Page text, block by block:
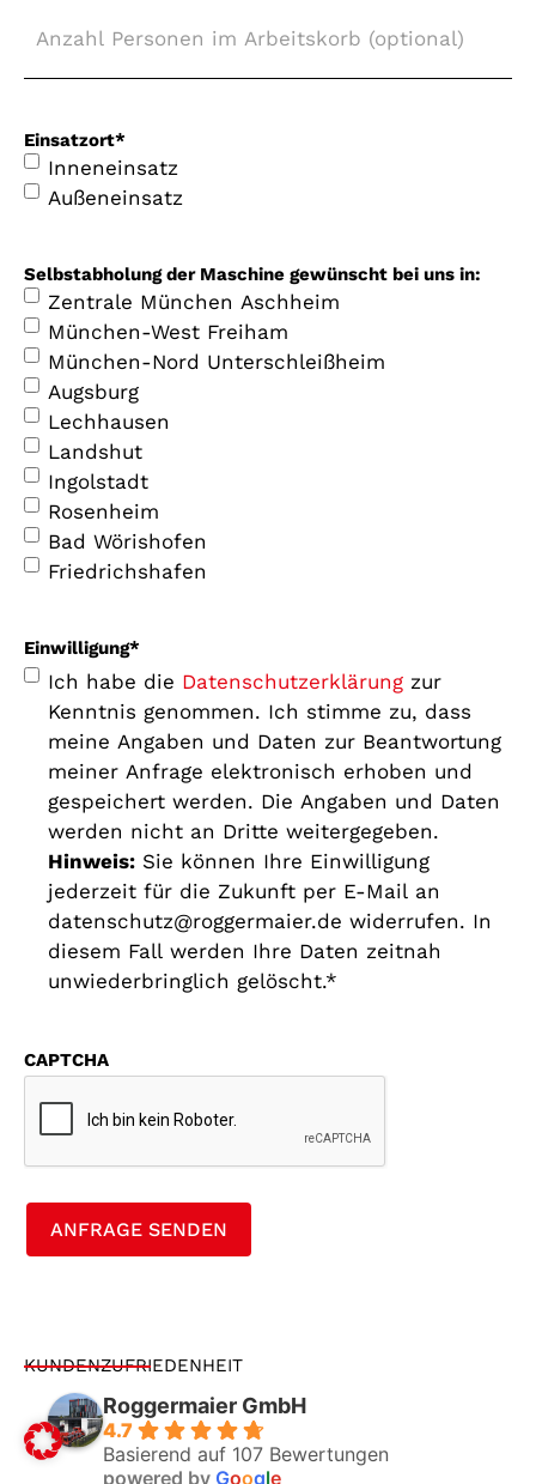
Personen
im
(optional)
Einsatzort*
Inneneinsatz
Außeneinsatz
Selbstabholung der Maschine gewünscht bei uns in:
Zentrale München Aschheim
München-West Freiham
München-Nord Unterschleißheim
Augsburg
Lechhausen
Landshut
Ingolstadt
Rosenheim
Bad Wörishofen
Friedrichshafen
Einwilligung*
Ich habe die Datenschutzerklärung zur
Kenntnis genommen. Ich stimme zu, dass
meine Angaben und Daten zur Beantwortung
meiner Anfrage elektronisch erhoben und
gespeichert werden. Die Angaben und Daten
werden nicht an Dritte weitergegeben.
Hinweis: Sie können Ihre Einwilligung
jederzeit für die Zukunft per E-Mail an
datenschutz@roggermaier.de widerrufen. In
diesem Fall werden Ihre Daten zeitnah
unwiederbringlich gelöscht.*
CAPTCHA
ANFRAGE SENDEN
KUNDENZUFRIEDENHEIT
Roggermaier GmbH
4.7
Basierend auf 107 Bewertungen
powered by Google